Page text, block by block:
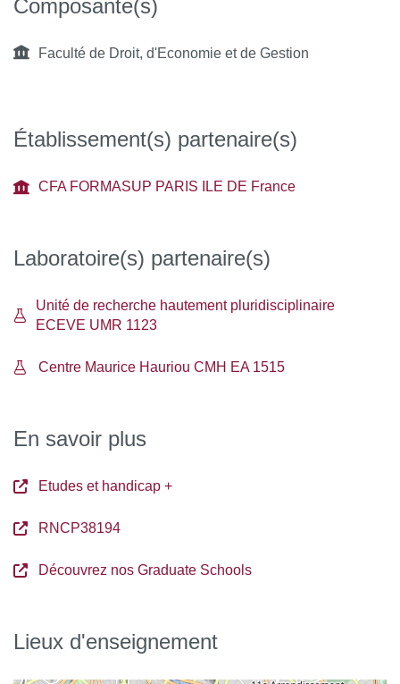
Composante(s)
Faculté de Droit, d'Economie et de Gestion
Établissement(s) partenaire(s)
CFA FORMASUP PARIS ILE DE France
Laboratoire(s) partenaire(s)
Unité de recherche hautement pluridisciplinaire
ECEVE UMR 1123
Centre Maurice Hauriou CMH EA 1515
En savoir plus
Etudes et handicap +
RNCP38194
Découvrez nos Graduate Schools
Lieux d'enseignement